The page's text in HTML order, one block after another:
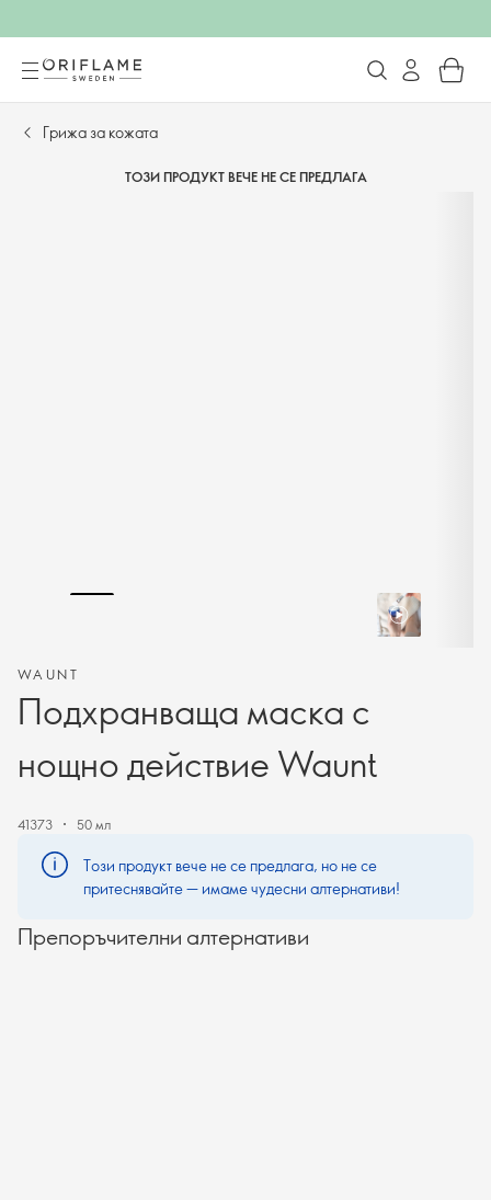
Грижа за кожата
ТОЗИ ПРОДУКТ ВЕЧЕ НЕ СЕ ПРЕДЛАГА
WAUNT
Подхранваща маска с
нощно действие Waunt
41373 50 мл
Този продукт вече не се предлага, но не се
притеснявайте — имаме чудесни алтернативи!
Препоръчителни алтернативи